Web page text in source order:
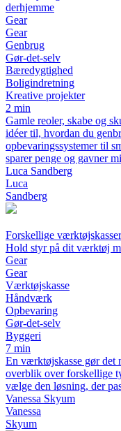
derhjemme
Gear
Gear
Genbrug
Gør-det-selv
Bæredygtighed
Boligindretning
Kreative projekter
2 min
Gamle reoler, skabe og
idéer til, hvordan du
opbevaringssystemer til
sparer penge og gavner
Luca Sandberg
Luca
Sandberg
Forskellige
Hold styr på dit værktøj
Gear
Gear
Værktøjskasse
Håndværk
Opbevaring
Gør-det-selv
Byggeri
7 min
En værktøjskasse gør det
overblik over forskellige
vælge den løsning, der
Vanessa Skyum
Vanessa
Skyum